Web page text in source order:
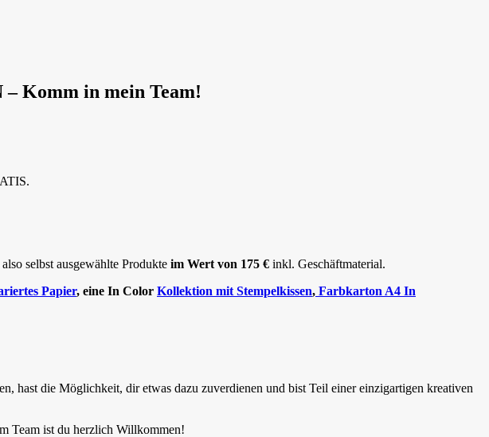
Komm in mein Team!
also selbst ausgewählte Produkte im Wert von 175 € inkl. Geschäftmaterial.
Papier, eine In Color Kollektion mit Stempelkissen, Farbkarton A4 In
hast die Möglichkeit, dir etwas dazu zuverdienen und bist Teil einer einzigartigen kreativen
Team ist du herzlich Willkommen!